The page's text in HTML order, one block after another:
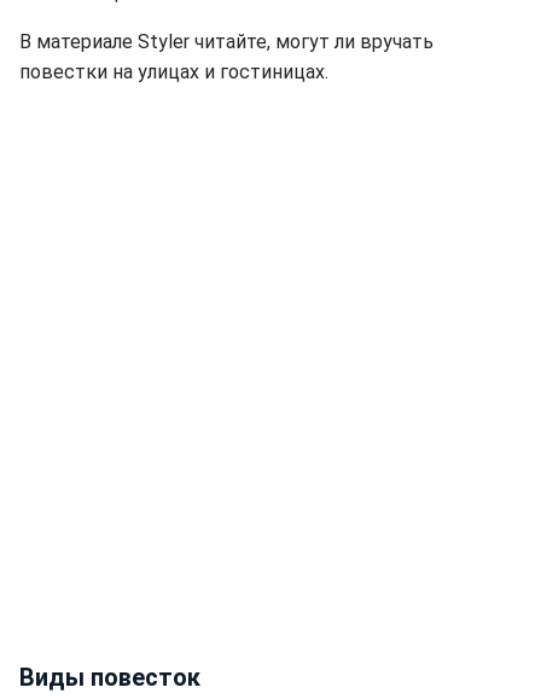
В материале Styler читайте, могут ли вручать
повестки на улицах и гостиницах.
Виды повесток